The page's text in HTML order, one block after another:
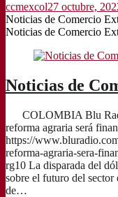
ccmexcol27 octubre,
Noticias de Comercio
Noticias de Comercio
Noticias de
COLOMBIA Blu
reforma agraria será
https://
reforma-agraria-sera-
rg10 La disparada del
sobre el futuro del
de…